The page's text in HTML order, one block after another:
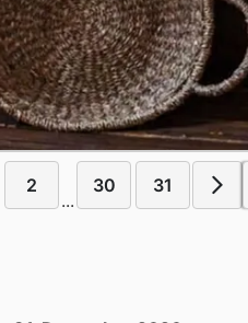
2
...
30 31